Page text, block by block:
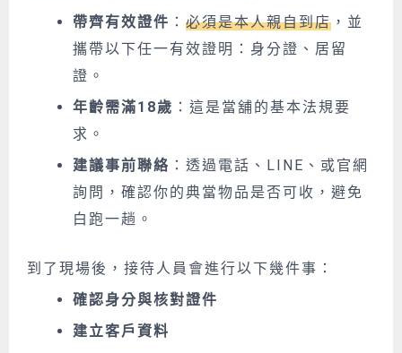
帶齊有效證件 ： 必須是本人親自到店 ，並
攜帶以下任一有效證明：身分證、居留
證。
年齡需滿18歲 ：這是當舖的基本法規要
求。
建議事前聯絡 ：透過電話、LINE、或官網
詢問，確認你的典當物品是否可收，避免
白跑一趟。
到了現場後，接待人員會進行以下幾件事：
確認身分與核對證件
建立客戶資料